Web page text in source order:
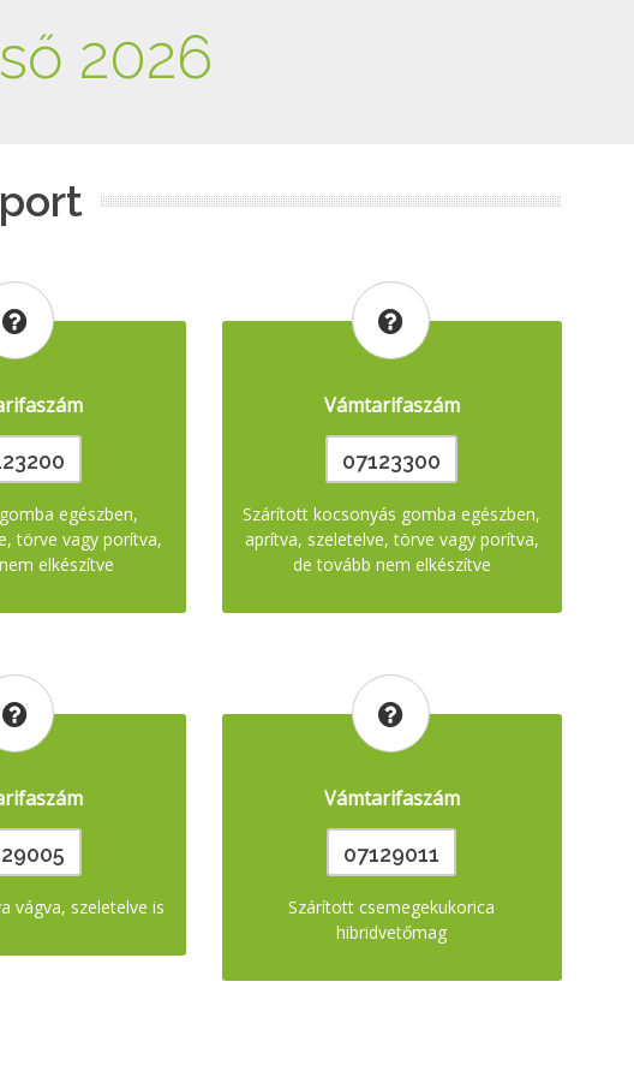
2026
egészben,
törve vagy porítva,
elkészítve
Vámtarifaszám
07123300
Szárított kocsonyás gomba egészben,
aprítva, szeletelve, törve vagy porítva,
de tovább nem elkészítve
vágva, szeletelve is
Vámtarifaszám
07129011
Szárított csemegekukorica
hibridvetőmag